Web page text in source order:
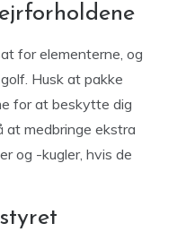
for elementerne, og
Husk at pakke
for at beskytte dig
at medbringe ekstra
og -kugler, hvis de